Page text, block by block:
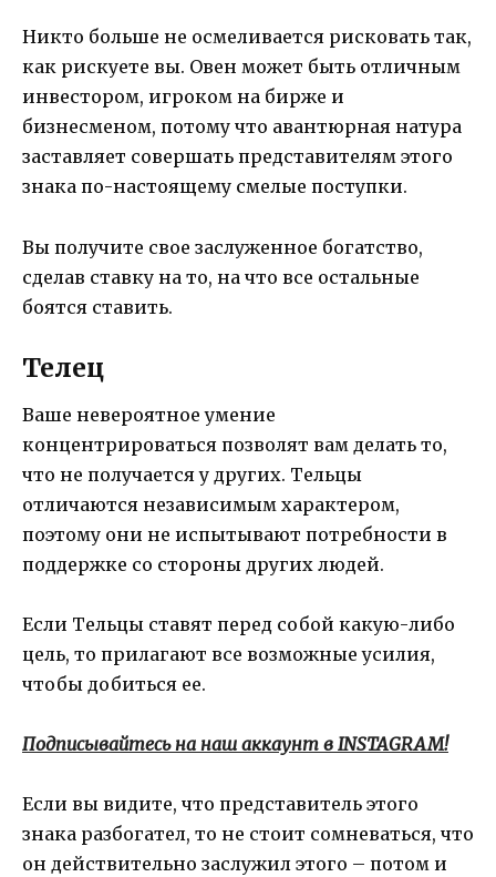
Никто больше не осмеливается рисковать так,
как рискуете вы. Овен может быть отличным
инвестором, игроком на бирже и
бизнесменом, потому что авантюрная натура
заставляет совершать представителям этого
знака по-настоящему смелые поступки.
Вы получите свое заслуженное богатство,
сделав ставку на то, на что все остальные
боятся ставить.
Телец
Ваше невероятное умение
концентрироваться позволят вам делать то,
что не получается у других. Тельцы
отличаются независимым характером,
поэтому они не испытывают потребности в
поддержке со стороны других людей.
Если Тельцы ставят перед собой какую-либо
цель, то прилагают все возможные усилия,
чтобы добиться ее.
Подписывайтесь на наш аккаунт в INSTAGRAM!
Если вы видите, что представитель этого
знака разбогател, то не стоит сомневаться, что
он действительно заслужил этого – потом и